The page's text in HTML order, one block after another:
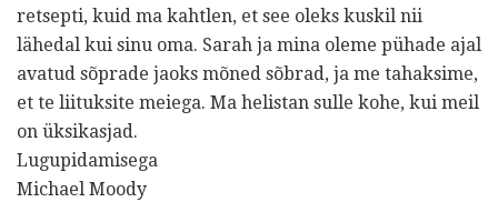
retsepti, kuid ma kahtlen, et see oleks kuskil nii
lähedal kui sinu oma. Sarah ja mina oleme pühade ajal
avatud sõprade jaoks mõned sõbrad, ja me tahaksime,
et te liituksite meiega. Ma helistan sulle kohe, kui meil
on üksikasjad.
Lugupidamisega
Michael Moody